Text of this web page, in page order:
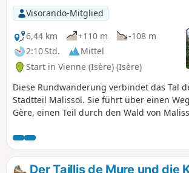
Rückweg entdecken Sie die Anwesen in
den Höhen von Vienne und genießen
weiterhin einen schönen Blick auf die
Hügel von Vienne.
Visorando-Mitglied
6,44 km
+110 m
-108 m
2:10 Std.
Mittel
Start in Vienne (Isère) (Isère)
Diese Rundwanderung verbindet das Tal
Stadtteil Malissol. Sie führt über einen
Gère, einen Teil durch den Wald von
im Herzen des Stadtteils Malissol.
geringem Höhenunterschied, die mit
geschlossenen Schuhen (Waldwege) zu
Der Taillis de Mure und die